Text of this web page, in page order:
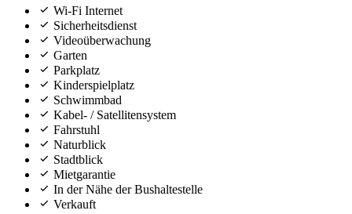
Wi-Fi Internet
Sicherheitsdienst
Videoüberwachung
Garten
Parkplatz
Kinderspielplatz
Schwimmbad
Kabel- / Satellitensystem
Fahrstuhl
Naturblick
Stadtblick
Mietgarantie
In der Nähe der Bushaltestelle
Verkauft